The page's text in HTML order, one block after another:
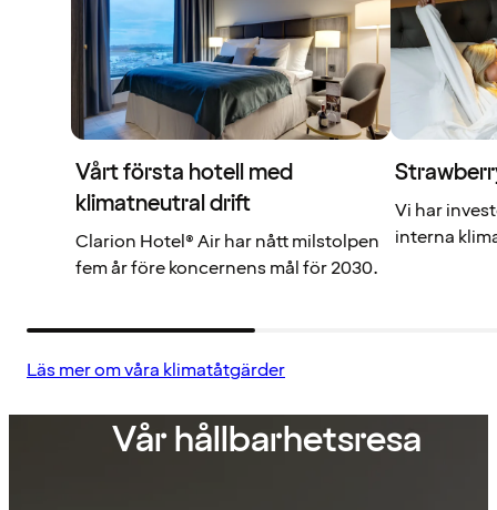
Vårt första hotell med
klimatneutral drift
Clarion Hotel® Air har nått milstolpen
fem år före koncernens mål för 2030.
Vi har
interna
Läs mer om våra klimatåtgärder
Vår hållbarhetsresa